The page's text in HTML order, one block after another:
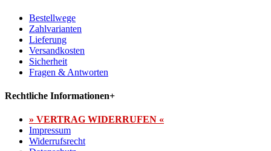
Bestellwege
Zahlvarianten
Lieferung
Versandkosten
Sicherheit
Fragen & Antworten
Rechtliche Informationen+
» VERTRAG WIDERRUFEN «
Impressum
Widerrufsrecht